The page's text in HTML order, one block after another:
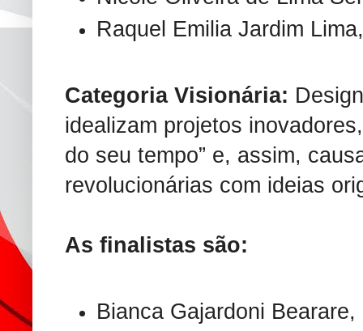
Raquel Emilia Jardim
Categoria Visionária:
idealizam projetos
do seu tempo” e, assim,
revolucionárias com ideias
As finalistas são:
Bianca Gajardoni